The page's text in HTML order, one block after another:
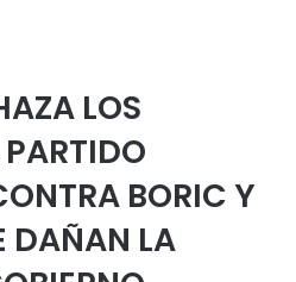
LOS
BORIC Y
DAÑAN LA